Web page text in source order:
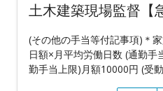
土木建築現場監督【
(その他の手当等付記事項)＊
日額×月平均労働日数 (通勤手
勤手当上限)月額10000円 (受